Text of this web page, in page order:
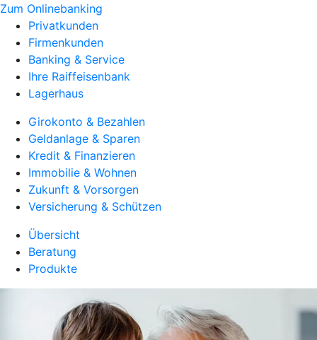
Zum Onlinebanking
Privatkunden
Firmenkunden
Banking & Service
Ihre Raiffeisenbank
Lagerhaus
Girokonto & Bezahlen
Geldanlage & Sparen
Kredit & Finanzieren
Immobilie & Wohnen
Zukunft & Vorsorgen
Versicherung & Schützen
Übersicht
Beratung
Produkte